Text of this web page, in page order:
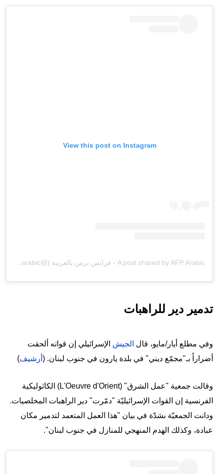
View this post on Instagram
تدمير دير للراهبات
وفي مطلع أيار/مايو، قال الجيش الإسرائيلي إن قواته ألحقت
أضراراً بـ"مجمّع ديني" في بلدة يارون في جنوب لبنان. ( أرشيف)
وقالت جمعية "عمل الشرق" (L'Oeuvre d'Orient) الكاثوليكية
الفرنسية إن القوات الإسرائيليّة "دمّرت" دير الراهبات المخلصيات.
ودانت الجمعيّة بشدّة في بيان "هذا العمل المتعمد لتدمير مكان
عبادة، وكذلك الهدم المنهجي للمنازل في جنوب لبنان".